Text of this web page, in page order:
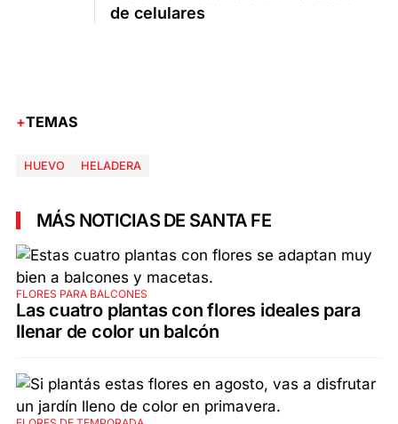
de celulares
TEMAS
HUEVO HELADERA
MÁS NOTICIAS DE SANTA FE
FLORES PARA BALCONES
Las cuatro plantas con flores ideales para
llenar de color un balcón